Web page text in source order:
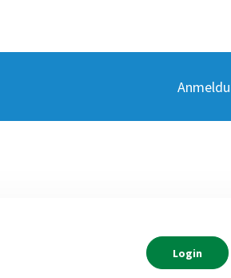
Login